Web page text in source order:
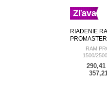
Zľava
RIADENIE
PROMASTER
1500/2500/
CH-022
RAM
1500/
290,41